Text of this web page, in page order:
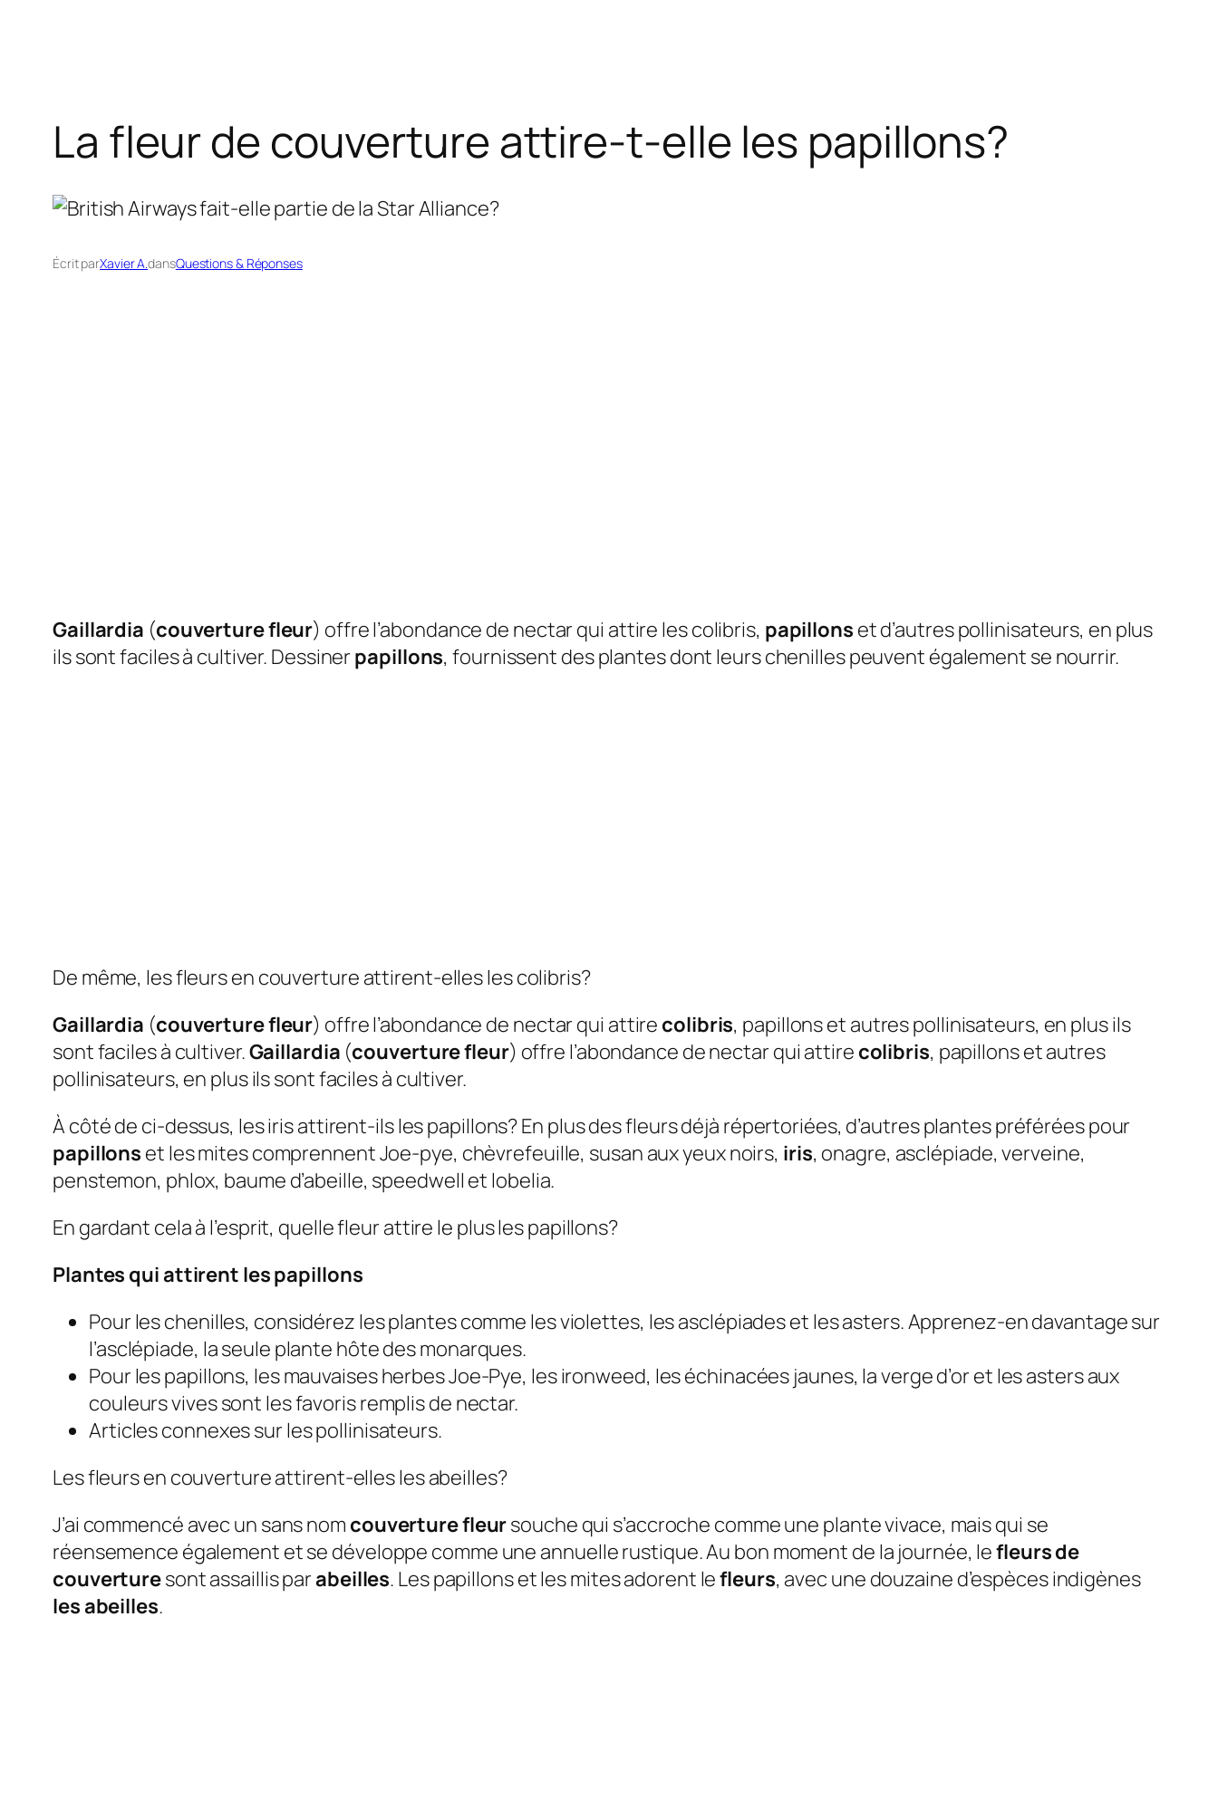
La fleur de couverture attire-t-elle les papillons?
Écrit parXavier A.dansQuestions & Réponses
Gaillardia (couverture fleur) offre l’abondance de nectar qui attire les colibris, papillons et d’autres pollinisateurs, en plus
ils sont faciles à cultiver. Dessiner papillons, fournissent des plantes dont leurs chenilles peuvent également se nourrir.
De même, les fleurs en couverture attirent-elles les colibris?
Gaillardia (couverture fleur) offre l’abondance de nectar qui attire colibris, papillons et autres pollinisateurs, en plus ils
sont faciles à cultiver.Gaillardia (couverture fleur) offre l’abondance de nectar qui attire colibris, papillons et autres
pollinisateurs, en plus ils sont faciles à cultiver.
À côté de ci-dessus, les iris attirent-ils les papillons?En plus des fleurs déjà répertoriées, d’autres plantes préférées pour
papillons et les mites comprennent Joe-pye, chèvrefeuille, susan aux yeux noirs, iris, onagre, asclépiade, verveine,
penstemon, phlox, baume d’abeille, speedwell et lobelia.
En gardant cela à l’esprit, quelle fleur attire le plus les papillons?
Plantes qui attirent les papillons
Pour les chenilles, considérez les plantes comme les violettes, les asclépiades et les asters. Apprenez-en davantage sur
l’asclépiade, la seule plante hôte des monarques.
Pour les papillons, les mauvaises herbes Joe-Pye, les ironweed, les échinacées jaunes, la verge d’or et les asters aux
couleurs vives sont les favoris remplis de nectar.
Articles connexes sur les pollinisateurs.
Les fleurs en couverture attirent-elles les abeilles?
J’ai commencé avec un sans nom couverture fleursouche qui s’accroche comme une plante vivace, mais qui se
réensemence également et se développe comme une annuelle rustique. Au bon moment de la journée, lefleurs de
couverturesont assaillis parabeilles. Les papillons et les mites adorent lefleurs, avec une douzaine d’espèces indigènes
les abeilles.